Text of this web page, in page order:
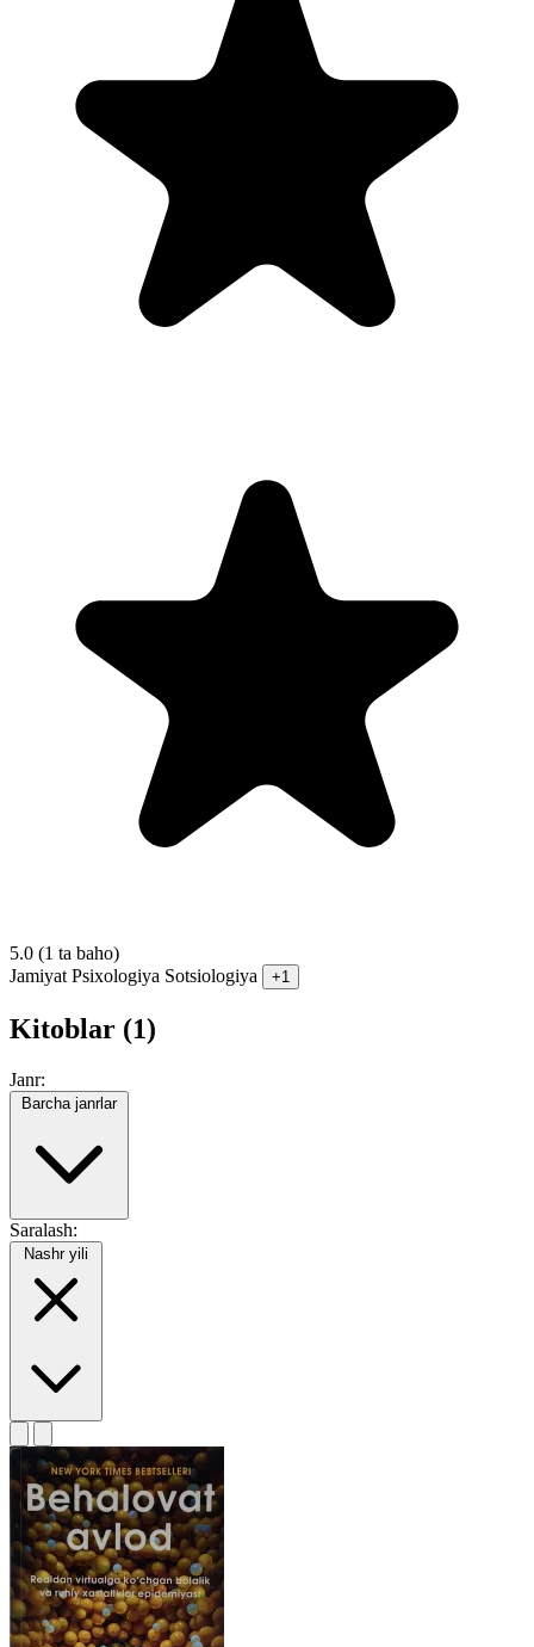
5.0 (1 ta baho)
Jamiyat Psixologiya Sotsiologiya +1
Kitoblar (1)
Janr:
Barcha janrlar
Saralash:
Nashr yili